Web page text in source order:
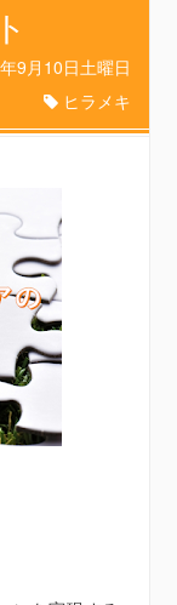
9月10日土曜日
ヒラメキ